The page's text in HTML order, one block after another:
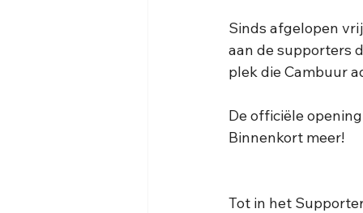
Sinds afgelopen
aan de supporters
plek die Cambuur
De officiële
Binnenkort meer!
Tot in het